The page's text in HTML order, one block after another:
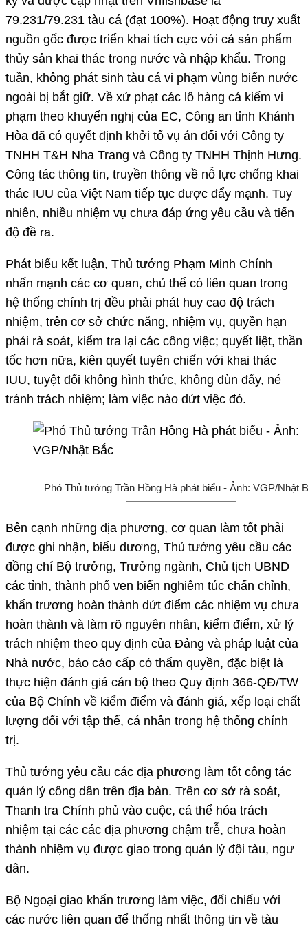
79.231/79.231 tàu cá (đạt 100%). Hoạt động truy xuất
nguồn gốc được triển khai tích cực với cả sản phẩm
thủy sản khai thác trong nước và nhập khẩu. Trong
tuần, không phát sinh tàu cá vi phạm vùng biển nước
ngoài bị bắt giữ. Về xử phạt các lô hàng cá kiếm vi
phạm theo khuyến nghị của EC, Công an tỉnh Khánh
Hòa đã có quyết định khởi tố vụ án đối với Công ty
TNHH T&H Nha Trang và Công ty TNHH Thịnh Hưng.
Công tác thông tin, truyền thông về nỗ lực chống khai
thác IUU của Việt Nam tiếp tục được đẩy mạnh. Tuy
nhiên, nhiều nhiệm vụ chưa đáp ứng yêu cầu và tiến
độ đề ra.
Phát biểu kết luận, Thủ tướng Phạm Minh Chính
nhấn mạnh các cơ quan, chủ thể có liên quan trong
hệ thống chính trị đều phải phát huy cao độ trách
nhiệm, trên cơ sở chức năng, nhiệm vụ, quyền hạn
phải rà soát, kiểm tra lại các công việc; quyết liệt, thần
tốc hơn nữa, kiên quyết tuyên chiến với khai thác
IUU, tuyệt đối không hình thức, không đùn đẩy, né
tránh trách nhiệm; làm việc nào dứt việc đó.
Phó Thủ tướng Trần Hồng Hà phát biểu - Ảnh: VGP/Nhật
Bên cạnh những địa phương, cơ quan làm tốt phải
được ghi nhận, biểu dương, Thủ tướng yêu cầu các
đồng chí Bộ trưởng, Trưởng ngành, Chủ tịch UBND
các tỉnh, thành phố ven biển nghiêm túc chấn chỉnh,
khẩn trương hoàn thành dứt điểm các nhiệm vụ chưa
hoàn thành và làm rõ nguyên nhân, kiểm điểm, xử lý
trách nhiệm theo quy định của Đảng và pháp luật của
Nhà nước, báo cáo cấp có thẩm quyền, đặc biệt là
thực hiện đánh giá cán bộ theo Quy định 366-QĐ/TW
của Bộ Chính về kiểm điểm và đánh giá, xếp loại chất
lượng đối với tập thể, cá nhân trong hệ thống chính
trị.
Thủ tướng yêu cầu các địa phương làm tốt công tác
quản lý công dân trên địa bàn. Trên cơ sở rà soát,
Thanh tra Chính phủ vào cuộc, cá thể hóa trách
nhiệm tại các các địa phương chậm trễ, chưa hoàn
thành nhiệm vụ được giao trong quản lý đội tàu, ngư
dân.
Bộ Ngoại giao khẩn trương làm việc, đối chiếu với
các nước liên quan để thống nhất thông tin về tàu